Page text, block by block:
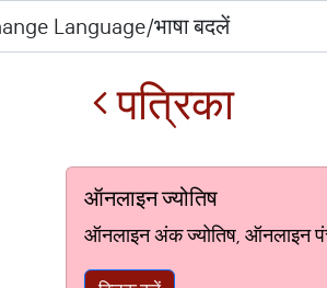
पत्रिका
ऑनलाइन ज्योतिष
ऑनलाइन अंक ज्योतिष, ऑनलाइन